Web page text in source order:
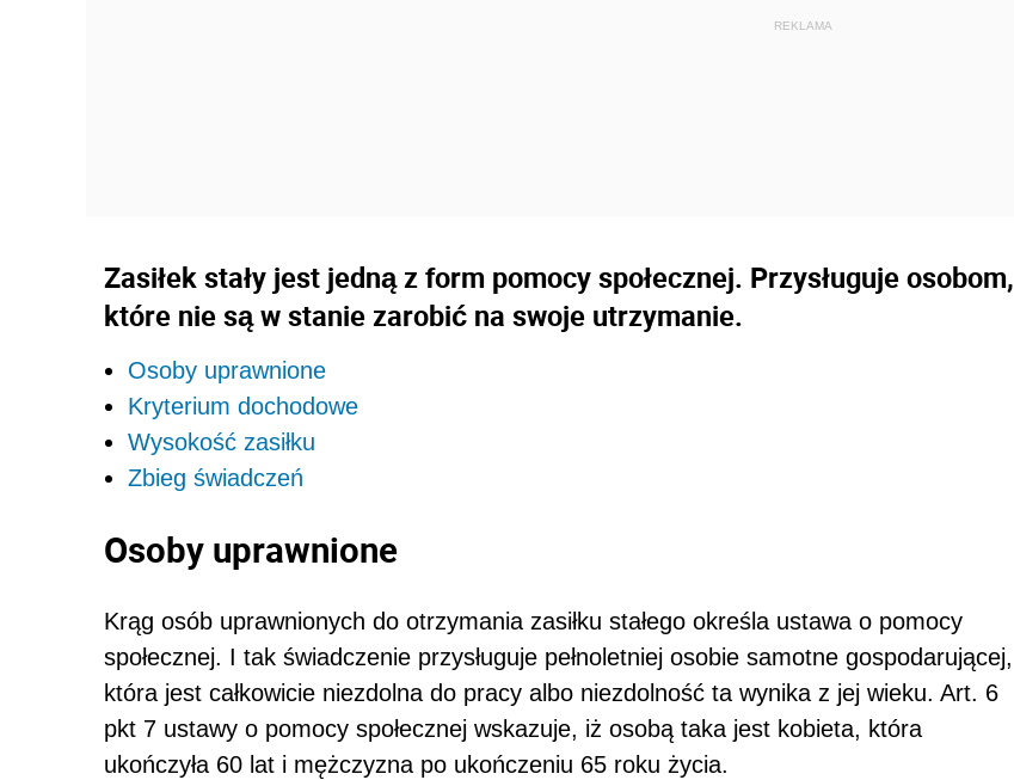
Zasiłek stały jest jedną z form pomocy społecznej. Przysługuje osobom,
które nie są w stanie zarobić na swoje utrzymanie.
Osoby uprawnione
Kryterium dochodowe
Wysokość zasiłku
Zbieg świadczeń
Osoby uprawnione
Krąg osób uprawnionych do otrzymania zasiłku stałego określa ustawa o pomocy
społecznej. I tak świadczenie przysługuje pełnoletniej osobie samotne gospodarującej,
która jest całkowicie niezdolna do pracy albo niezdolność ta wynika z jej wieku. Art. 6
pkt 7 ustawy o pomocy społecznej wskazuje, iż osobą taka jest kobieta, która
ukończyła 60 lat i mężczyzna po ukończeniu 65 roku życia.